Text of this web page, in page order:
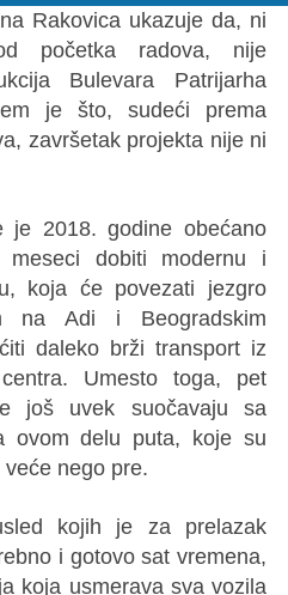
Rakovica ukazuje da, ni
početka radova, nije
Bulevara Patrijarha
je što, sudeći prema
završetak projekta nije ni
je 2018. godine obećano
dobiti modernu i
koja će povezati jezgro
na Adi i Beogradskim
daleko brži transport iz
Umesto toga, pet
još uvek suočavaju sa
ovom delu puta, koje su
nego pre.
kojih je za prelazak
i gotovo sat vremena,
koja usmerava sva vozila